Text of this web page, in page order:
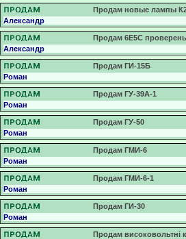
Продам новые лампы
Александр
Продам 6Е5С
Александр
Продам ГИ-15Б
Роман
Продам ГУ-39А-1
Роман
Продам ГУ-50
Роман
Продам ГМИ-6
Роман
Продам ГМИ-6-1
Роман
Продам ГИ-30
Роман
Продам високовольтні